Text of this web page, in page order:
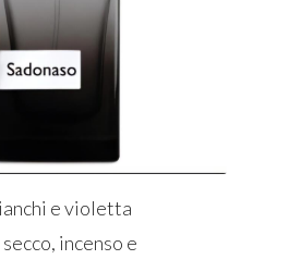
e violetta
incenso e